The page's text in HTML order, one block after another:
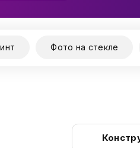
Фото на стекле